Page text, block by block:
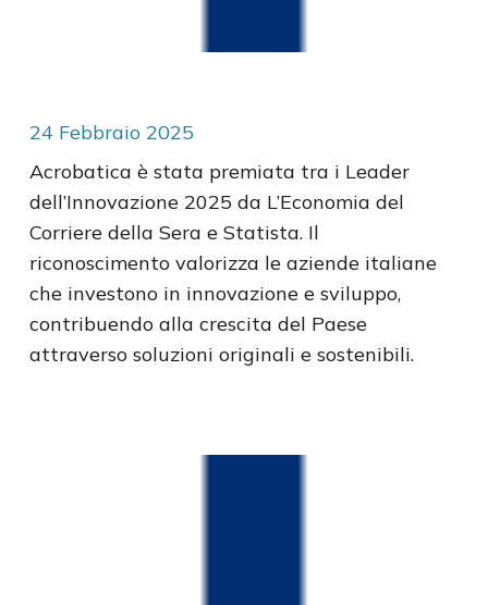
24 Febbraio 2025
Acrobatica è stata premiata tra i Leader
dell’Innovazione 2025 da L’Economia del
Corriere della Sera e Statista. Il
riconoscimento valorizza le aziende italiane
che investono in innovazione e sviluppo,
contribuendo alla crescita del Paese
attraverso soluzioni originali e sostenibili.